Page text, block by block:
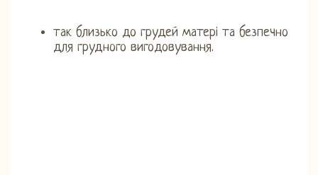
так близько до грудей матері та безпечно
для грудного вигодовування.